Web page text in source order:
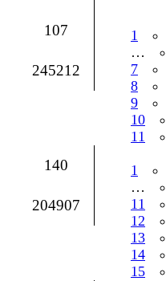
1
…
7
8
9
10
11
107
245212
1
…
11
12
13
14
15
140
204907